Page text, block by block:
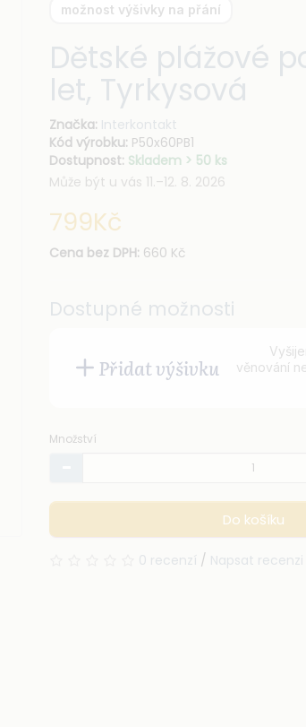
možnost výšivky na přání
Dětské plážové
let, Tyrkysová
Značka: Interkontakt
Kód výrobku: P50x60PB1
Dostupnost: Skladem > 50 ks
Může být u vás 11.–12. 8. 2026
799Kč
Cena bez DPH: 660 Kč
Dostupné možnosti
Přidat výšivku
věnování
Množství
Do košíku
0 recenzí / Napsat recenzi